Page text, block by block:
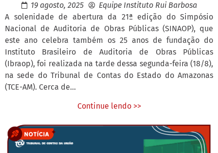
19 agosto, 2025
Equipe Instituto Rui Barbosa
A solenidade de abertura da 21ª edição do Simpósio
Nacional de Auditoria de Obras Públicas (SINAOP), que
este ano celebra também os 25 anos de fundação do
Instituto Brasileiro de Auditoria de Obras Públicas
(Ibraop), foi realizada na tarde dessa segunda-feira (18/8),
na sede do Tribunal de Contas do Estado do Amazonas
(TCE-AM). Cerca de...
Continue lendo >>